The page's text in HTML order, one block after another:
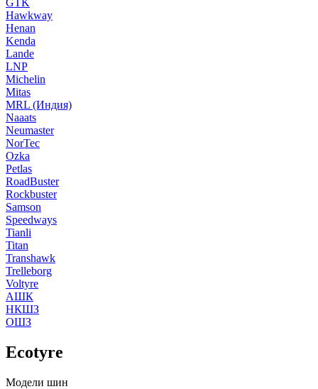
GTK
Hawkway
Henan
Kenda
Lande
LNP
Michelin
Mitas
MRL (Индия)
Naaats
Neumaster
NorTec
Ozka
Petlas
RoadBuster
Rockbuster
Samson
Speedways
Tianli
Titan
Transhawk
Trelleborg
Voltyre
АШК
НКШЗ
ОШЗ
Ecotyre
Модели шин